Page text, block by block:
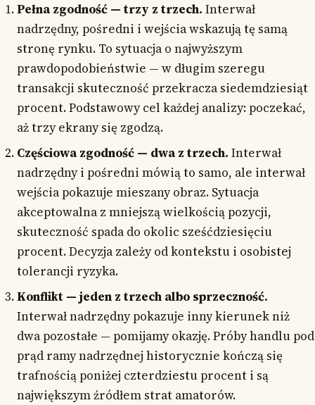
Pełna zgodność — trzy z trzech. Interwał
nadrzędny, pośredni i wejścia wskazują tę samą
stronę rynku. To sytuacja o najwyższym
prawdopodobieństwie — w długim szeregu
transakcji skuteczność przekracza siedemdziesiąt
procent. Podstawowy cel każdej analizy: poczekać,
aż trzy ekrany się zgodzą.
Częściowa zgodność — dwa z trzech. Interwał
nadrzędny i pośredni mówią to samo, ale interwał
wejścia pokazuje mieszany obraz. Sytuacja
akceptowalna z mniejszą wielkością pozycji,
skuteczność spada do okolic sześćdziesięciu
procent. Decyzja zależy od kontekstu i osobistej
tolerancji ryzyka.
Konflikt — jeden z trzech albo sprzeczność.
Interwał nadrzędny pokazuje inny kierunek niż
dwa pozostałe — pomijamy okazję. Próby handlu pod
prąd ramy nadrzędnej historycznie kończą się
trafnością poniżej czterdziestu procent i są
największym źródłem strat amatorów.